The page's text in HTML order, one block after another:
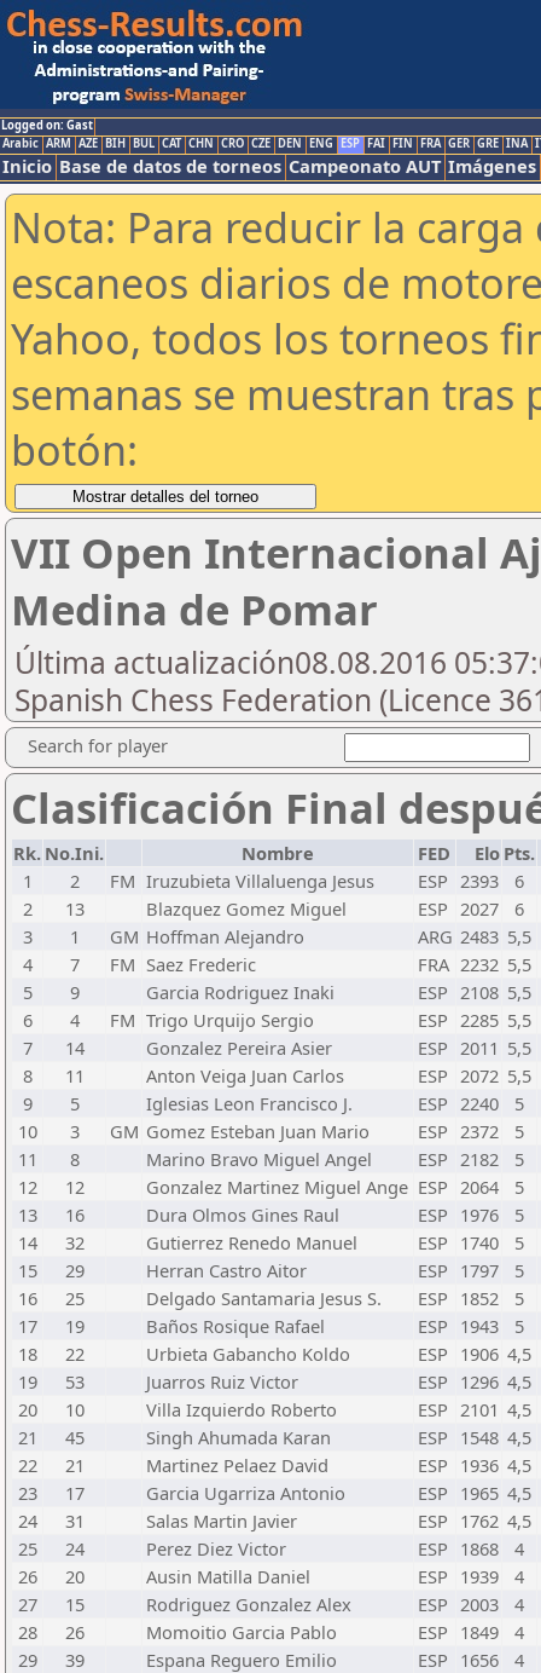
Logged on: Gast
Arabic ARM AZE BIH BUL CAT CHN CRO CZE DEN ENG ESP FAI FIN FRA GER GRE INA
Inicio Base de datos de torneos Campeonato AUT Imágenes
Nota: Para reducir la
escaneos diarios de
Yahoo, todos los torneos
semanas se muestran tras
botón:
VII Open Internacional
Medina de Pomar
Última actualización08.08.2016
Spanish Chess Federation (Licence
Search for player
Clasificación Final
Rk. No.Ini. Nombre FED Elo Pts.
1
2 FM Iruzubieta Villaluenga Jesus ESP 2393
6
2
13 Blazquez Gomez Miguel ESP 2027
6
3
1 GM Hoffman Alejandro ARG 2483 5,5
4
7 FM Saez Frederic FRA 2232 5,5
5
9 Garcia Rodriguez Inaki ESP 2108 5,5
6
4 FM Trigo Urquijo Sergio ESP 2285 5,5
7
14 Gonzalez Pereira Asier ESP 2011 5,5
8
11 Anton Veiga Juan Carlos ESP 2072 5,5
9
5 Iglesias Leon Francisco J. ESP 2240
5
10
3 GM Gomez Esteban Juan Mario ESP 2372
5
11
8 Marino Bravo Miguel Angel ESP 2182
5
12
12 Gonzalez Martinez Miguel Ange ESP 2064
5
13
16 Dura Olmos Gines Raul ESP 1976
5
14
32 Gutierrez Renedo Manuel ESP 1740
5
15
29 Herran Castro Aitor ESP 1797
5
16
25 Delgado Santamaria Jesus S. ESP 1852
5
17
19 Baños Rosique Rafael ESP 1943
5
18
22 Urbieta Gabancho Koldo ESP 1906 4,5
19
53 Juarros Ruiz Victor ESP 1296 4,5
20
10 Villa Izquierdo Roberto ESP 2101 4,5
21
45 Singh Ahumada Karan ESP 1548 4,5
22
21 Martinez Pelaez David ESP 1936 4,5
23
17 Garcia Ugarriza Antonio ESP 1965 4,5
24
31 Salas Martin Javier ESP 1762 4,5
25
24 Perez Diez Victor ESP 1868
4
26
20 Ausin Matilla Daniel ESP 1939
4
27
15 Rodriguez Gonzalez Alex ESP 2003
4
28
26 Momoitio Garcia Pablo ESP 1849
4
29
39 Espana Reguero Emilio ESP 1656
4